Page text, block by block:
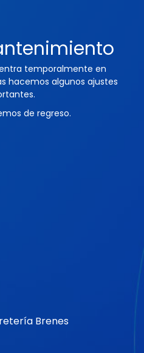
temporalmente en
hacemos algunos ajustes
de regreso.
Brenes